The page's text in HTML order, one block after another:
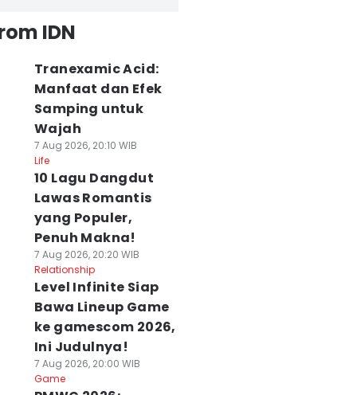
IDN
Tranexamic Acid:
Manfaat dan Efek
Samping untuk
Wajah
7 Aug 2026, 20:10 WIB
Life
10 Lagu Dangdut
Lawas Romantis
yang Populer,
Penuh Makna!
7 Aug 2026, 20:20 WIB
Relationship
Level Infinite Siap
Bawa Lineup Game
ke gamescom 2026,
Ini Judulnya!
7 Aug 2026, 20:00 WIB
Game